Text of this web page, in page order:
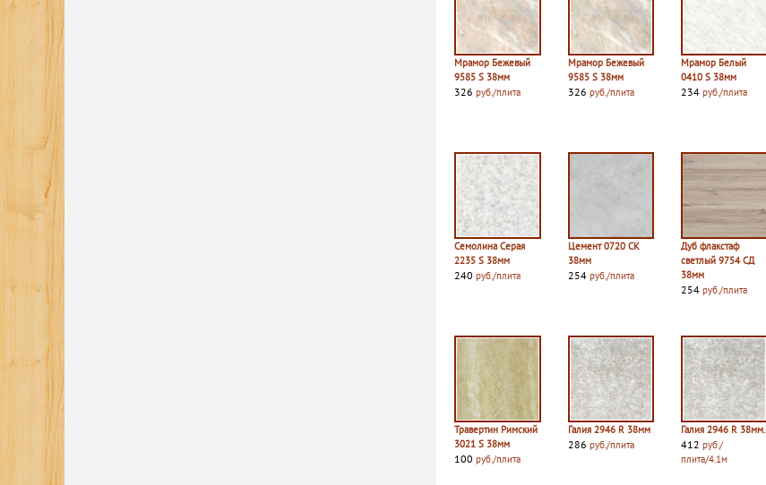
Мрамор Бежевый
9585 S 38мм
326 руб./плита
Мрамор Бежевый
9585 S 38мм
326 руб./плита
Мрамор Белый
0410 S 38мм
234руб./плита
Семолина Серая
2235 S 38мм
240 руб./плита
Цемент 0720 СК
38мм
254 руб./плита
Дуб флакстаф
светлый 9754 СД
38мм
254руб./плита
Травертин Римский
3021 S 38мм
100 руб./плита
Галия 2946 R 38мм
286 руб./плита
Галия 2946 R 38мм.
412руб./
плита/4.1м